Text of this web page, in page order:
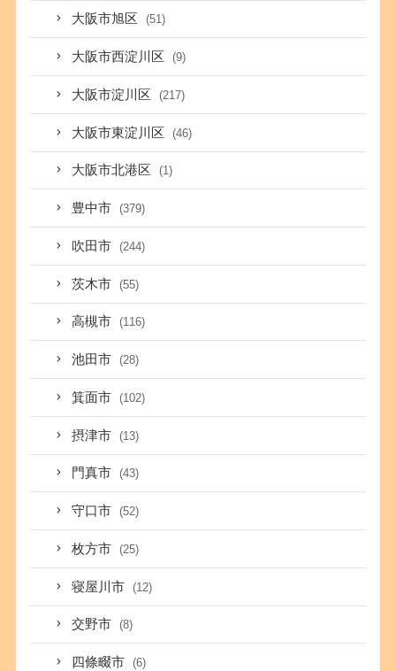
大阪市旭区 (51)
大阪市西淀川区 (9)
大阪市淀川区 (217)
大阪市東淀川区 (46)
大阪市北港区 (1)
豊中市 (379)
吹田市 (244)
茨木市 (55)
高槻市 (116)
池田市 (28)
箕面市 (102)
摂津市 (13)
門真市 (43)
守口市 (52)
枚方市 (25)
寝屋川市 (12)
交野市 (8)
四條畷市 (6)